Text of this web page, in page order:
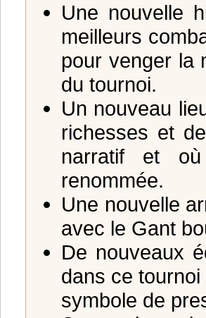
Une nouvelle
meilleurs
pour venger la
du tournoi.
Un nouveau
richesses et
narratif et
renommée.
Une nouvelle
avec le Gant
De nouveaux
dans ce
symbole de